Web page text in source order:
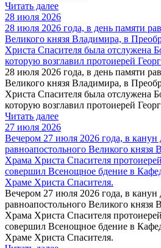
Читать далее
28 июля 2026
28 июля 2026 года, в день памяти
Великого князя Владимира, в
Христа Спасителя была отслужена
которую возглавил протоиерей
28 июля 2026 года, в день памяти
Великого князя Владимира, в
Христа Спасителя была отслужена
которую возглавил протоиерей
Читать далее
27 июля 2026
Вечером 27 июля 2026 года, в канун
равноапостольного Великого
Храма Христа Спасителя
совершил Всенощное бдение в
Храме Христа Спасителя.
Вечером 27 июля 2026 года, в канун
равноапостольного Великого
Храма Христа Спасителя
совершил Всенощное бдение в
Храме Христа Спасителя.